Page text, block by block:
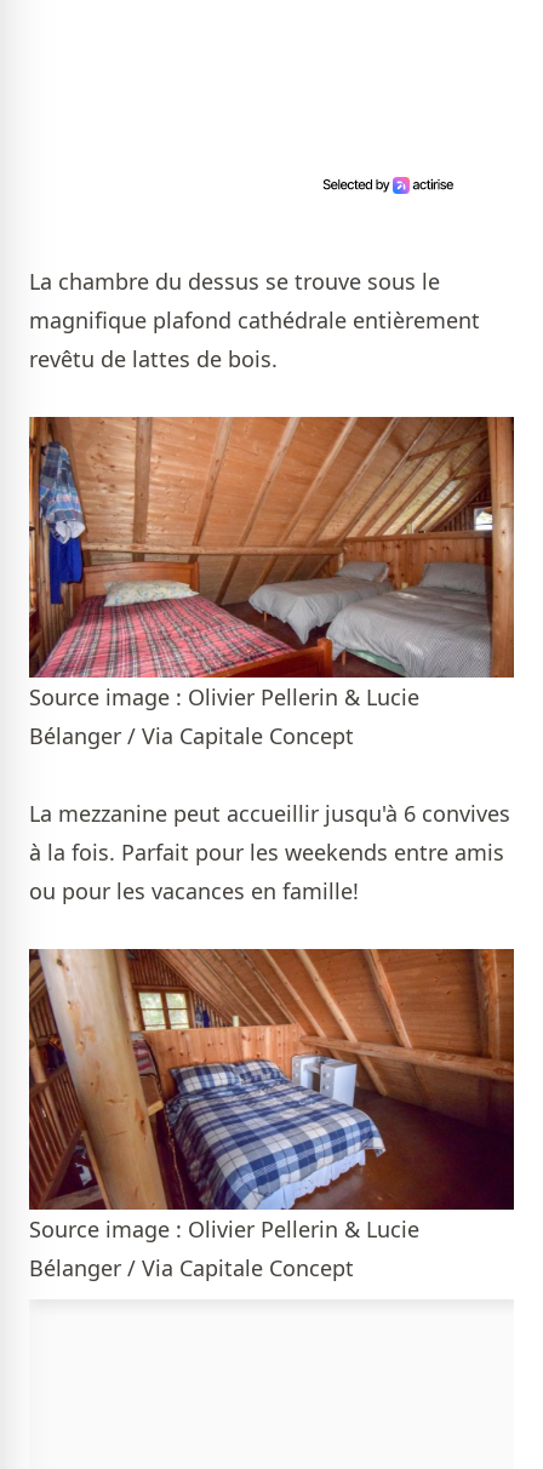
La chambre du dessus se trouve sous le
magnifique plafond cathédrale entièrement
revêtu de lattes de bois.
Source image : Olivier Pellerin & Lucie
Bélanger / Via Capitale Concept
La mezzanine peut accueillir jusqu'à 6 convives
à la fois. Parfait pour les weekends entre amis
ou pour les vacances en famille!
Source image : Olivier Pellerin & Lucie
Bélanger / Via Capitale Concept